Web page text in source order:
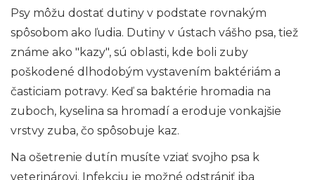
Psy môžu dostať dutiny v podstate rovnakým
spôsobom ako ľudia. Dutiny v ústach vášho psa, tiež
známe ako "kazy", sú oblasti, kde boli zuby
poškodené dlhodobým vystavením baktériám a
časticiam potravy. Keď sa baktérie hromadia na
zuboch, kyselina sa hromadí a eroduje vonkajšie
vrstvy zuba, čo spôsobuje kaz.
Na ošetrenie dutín musíte vziať svojho psa k
veterinárovi. Infekciu je možné odstrániť iba